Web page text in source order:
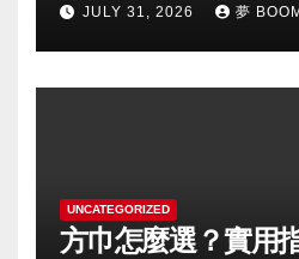
JULY 31, 2026 夢
UNCATEGORIZED
方巾怎麼選？實用